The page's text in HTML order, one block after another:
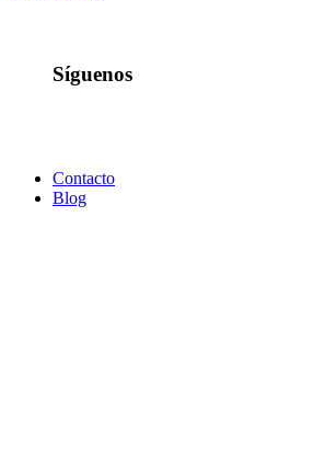
Síguenos
Contacto
Blog